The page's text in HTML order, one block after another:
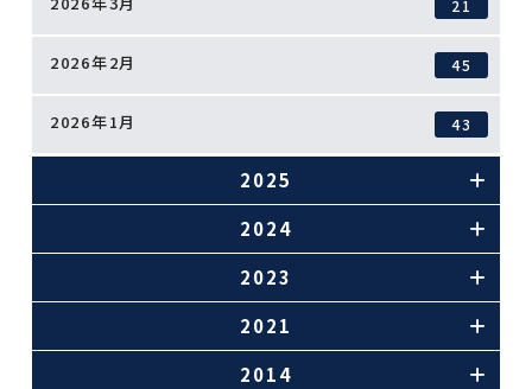
21
2026年2月 45
2026年1月 43
2025
2024
2023
2021
2014